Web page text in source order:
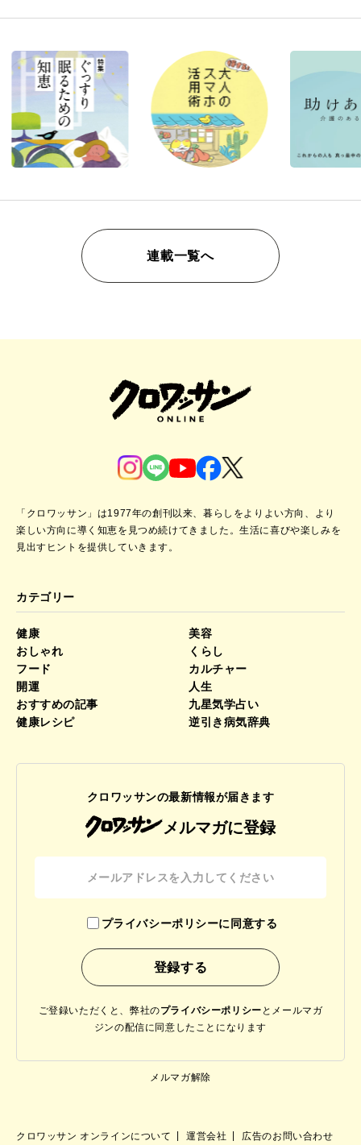
連載一覧へ
「クロワッサン」は1977年の創刊以来、暮らしをよりよい方向、より
楽しい方向に導く知恵を見つめ続けてきました。生活に喜びや楽しみを
見出すヒントを提供していきます。
カテゴリー
健康
美容
おしゃれ
くらし
フード
カルチャー
開運
人生
おすすめの記事
九星気学占い
健康レシピ
逆引き病気辞典
クロワッサンの最新情報が届きます
メルマガに登録
プライバシーポリシーに同意する
ご登録いただくと、弊社のプライバシーポリシー と メールマガ
ジンの配信に同意したことになります
メルマガ解除
クロワッサン オンラインについて 運営会社 広告のお問い合わせ